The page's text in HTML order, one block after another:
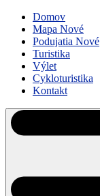
Domov
Mapa Nové
Podujatia Nové
Turistika
Výlet
Cykloturistika
Kontakt